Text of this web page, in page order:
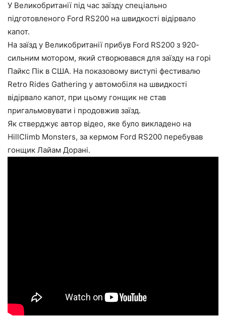
У Великобританії під час заїзду спеціально
підготовленого Ford RS200 на швидкості відірвало
капот.
На заїзд у Великобританії прибув Ford RS200 з 920-
сильним мотором, який створювався для заїзду на горі
Пайкс Пік в США. На показовому виступі фестивалю
Retro Rides Gathering у автомобіля на швидкості
відірвало капот, при цьому гонщик не став
пригальмовувати і продовжив заїзд.
Як стверджує автор відео, яке було викладено на
HillClimb Monsters, за кермом Ford RS200 перебував
гонщик Лайам Дорані.